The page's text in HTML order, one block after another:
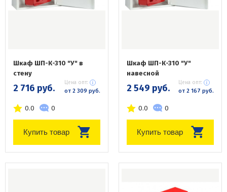
Шкаф ШП-К-310 "У" в
стену
2 716 руб. Цена опт:
от 2 309 руб.
0.0 0
Купить товар
Шкаф ШП-К-310 "У"
навесной
2 549 руб. Цена опт:
от 2 167 руб.
0.0 0
Купить товар